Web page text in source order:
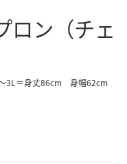
ロン（チェ
3L＝身丈86cm 身幅62cm